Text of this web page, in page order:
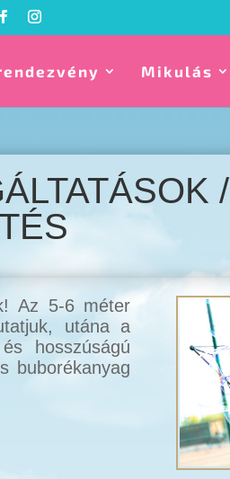
Mikulás
/
Az 5-6 méter
utána a
hosszúságú
buborékanyag